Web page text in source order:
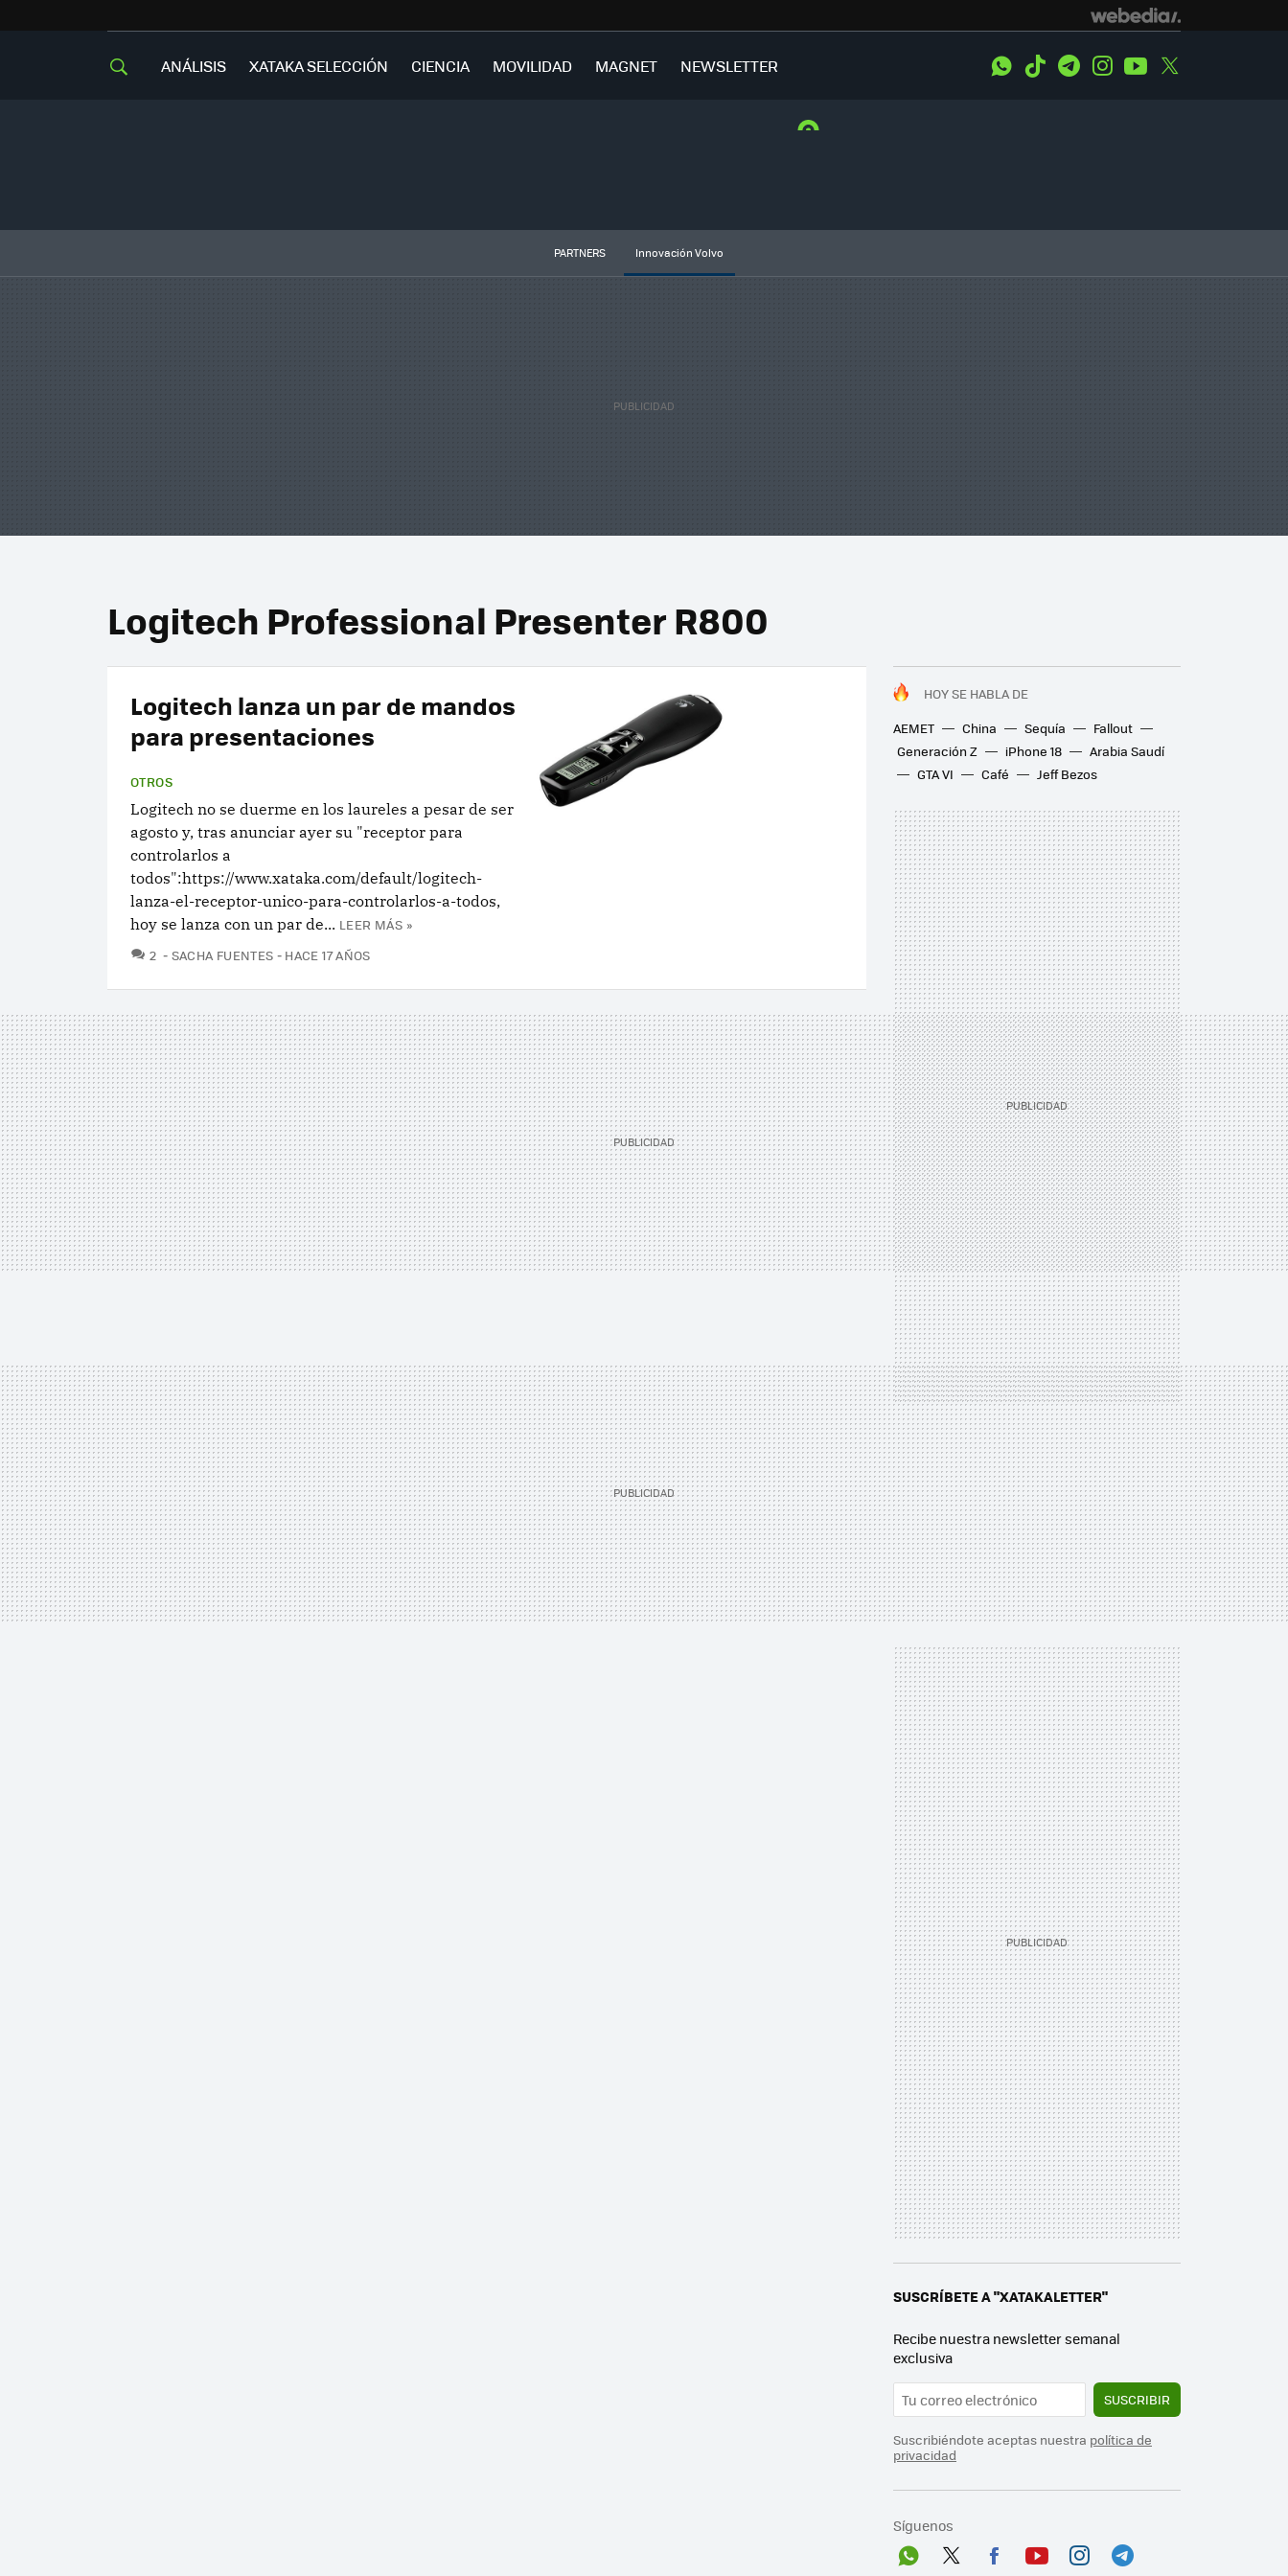
ANÁLISIS XATAKA SELECCIÓN CIENCIA MOVILIDAD MAGNET NEWSLETTER WhatsApp
Tiktok TelegramInstagramYoutube
PARTNERS Innovación Volvo
Logitech Professional Presenter R800
HOY SE HABLA DE
AEMET
China Sequía
Fallout
Generación Z
iPhone 18
Arabia Saudí
GTA VI
Café Jeff Bezos
Logitech lanza un par de mandos
para presentaciones
OTROS
Logitech no se duerme en los laureles a pesar de ser
agosto y, tras anunciar ayer su "receptor para
controlarlos a
todos":https://www.xataka.com/default/logitech-
lanza-el-receptor-unico-para-controlarlos-a-todos,
hoy se lanza con un par de... LEER MÁS »
2 COMENTARIOS
SACHA FUENTES HACE 17 AÑOS
SUSCRÍBETE A "XATAKALETTER"
Recibe nuestra newsletter semanal
exclusiva
SUSCRIBIR
Suscribiéndote aceptas nuestra política de
privacidad
Síguenos